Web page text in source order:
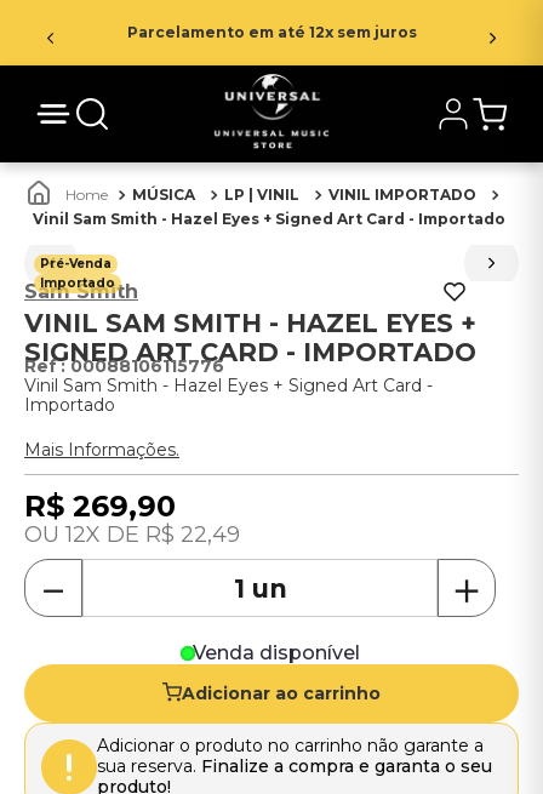
Parcelamento em até 12x sem juros
MÚSICA LP | VINIL
VINIL IMPORTADO
Vinil Sam Smith - Hazel Eyes + Signed Art Card - Importado
Pré-Venda
Importado
Sam Smith
VINIL SAM SMITH - HAZEL EYES +
SIGNED ART CARD - IMPORTADO
:00088106115776
Vinil Sam Smith - Hazel Eyes + Signed Art Card -
Importado
Mais Informações.
R$ 269,90
12 R$ 22,49
＋
－
Venda disponível
Adicionar ao carrinho
Adicionar o produto no carrinho não garante a
sua reserva. Finalize a compra e garanta o seu
produto!